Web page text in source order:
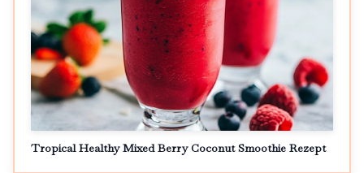
Tropical Healthy Mixed Berry Coconut Smoothie Rezept